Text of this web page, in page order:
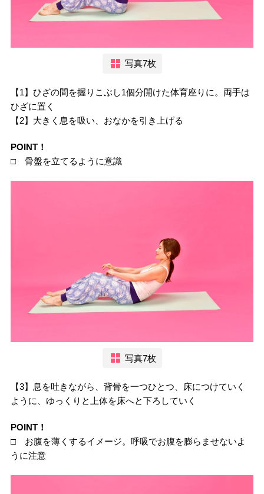
写真7枚
【1】ひざの間を握りこぶし1個分開けた体育座りに。両手は
ひざに置く
【2】大きく息を吸い、おなかを引き上げる
POINT！
□ 骨盤を立てるように意識
写真7枚
【3】息を吐きながら、背骨を一つひとつ、床につけていく
ように、ゆっくりと上体を床へと下ろしていく
POINT！
□ お腹を薄くするイメージ。呼吸でお腹を膨らませないよ
うに注意